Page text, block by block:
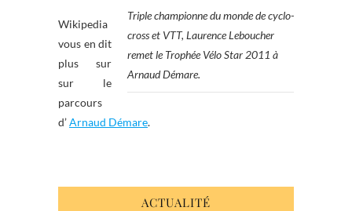
Triple championne du monde de cyclo-
cross et VTT, Laurence Leboucher
remet le Trophée Vélo Star 2011 à
Arnaud Démare.
Wikipedia
vous en dit
plus sur
sur le
parcours
d’Arnaud Démare.
ACTUALITÉ